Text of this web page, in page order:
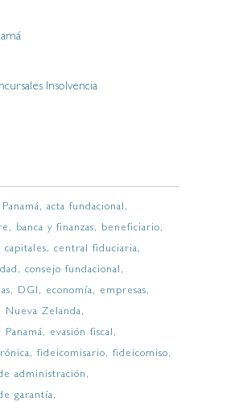
Insolvencia
acta fundacional
banca y finanzas
beneficiario
capitales
central fiduciaria
consejo fundacional
DGI economía
empresas
Nueva Zelanda
Panamá
evasión fiscal
fideicomisario
fideicomiso
administración
garantía